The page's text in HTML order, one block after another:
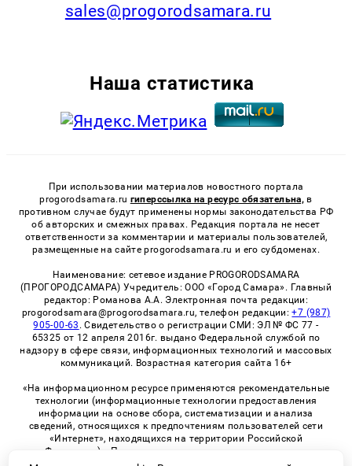
sales@progorodsamara.ru
Наша статистика
При использовании материалов новостного портала
progorodsamara.ru гиперссылка на ресурс обязательна, в
противном случае будут применены нормы законодательства РФ
об авторских и смежных правах. Редакция портала не несет
ответственности за комментарии и материалы пользователей,
размещенные на сайте progorodsamara.ru и его субдоменах.
Наименование: сетевое издание PROGORODSAMARA
(ПРОГОРОДСАМАРА) Учредитель: ООО «Город Самара». Главный
редактор: Романова А.А. Электронная почта редакции:
progorodsamara@progorodsamara.ru, телефон редакции:+7 (987)
905-00-63 . Свидетельство о регистрации СМИ: ЭЛ № ФС 77 -
65325 от 12 апреля 2016г. выдано Федеральной службой по
надзору в сфере связи, информационных технологий и массовых
коммуникаций. Возрастная категория сайта 16+
«На информационном ресурсе применяются рекомендательные
технологии (информационные технологии предоставления
информации на основе сбора, систематизации и анализа
сведений, относящихся к предпочтениям пользователей сети
«Интернет», находящихся на территории Российской
Федерации)». Правила применения рекомендательных